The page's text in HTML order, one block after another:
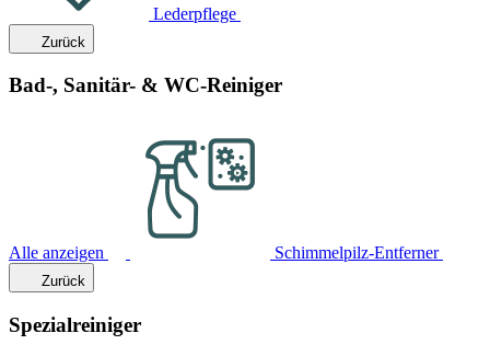
Lederpflege
Zurück
Bad-, Sanitär- & WC-Reiniger
Alle anzeigen Schimmelpilz-Entferner
Zurück
Spezialreiniger